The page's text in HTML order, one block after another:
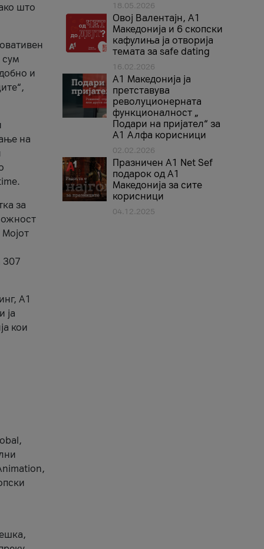
што
сум
и
на
за
307
А1
ја
кои
18.05.2026
Овој Валентајн, A1
Македонија и 6 скопски
кафулиња ја отворија
темата за safe dating
16.02.2026
А1 Македонија ја
претставува
револуционерната
функционалност „
Подари на пријател“ за
А1 Алфа корисници
02.02.2026
Празничен A1 Net Sеf
подарок од А1
Македонија за сите
корисници
04.12.2025